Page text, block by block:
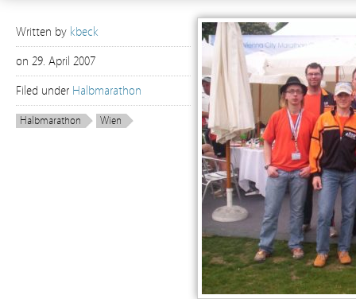
Written by kbeck
on 29. April 2007
Filed under Halbmarathon
Halbmarathon Wien